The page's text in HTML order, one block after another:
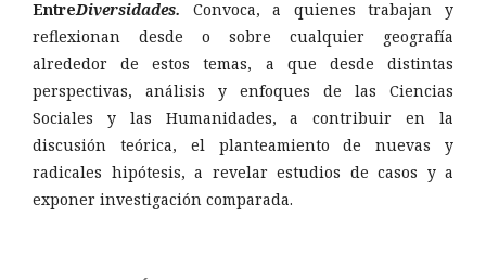
EntreDiversidades. Convoca, a quienes trabajan y
reflexionan desde o sobre cualquier geografía
alrededor de estos temas, a que desde distintas
perspectivas, análisis y enfoques de las Ciencias
Sociales y las Humanidades, a contribuir en la
discusión teórica, el planteamiento de nuevas y
radicales hipótesis, a revelar estudios de casos y a
exponer investigación comparada.